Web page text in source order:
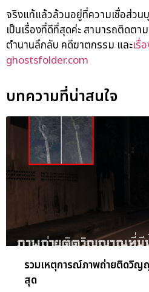
จริงแท้แล้วล้วนอยู่ที่ความเชื่อส่วน
เป็นเรื่องที่ดีที่สุดค่ะ สามารถติดตา
ตำนานลึกลับ คดีฆาตกรรม และเรื่
ghostsfolder.com
บทความที่น่าสนใจ
รวมเหตุการณ์ภาพถ่ายติดวิ
สุด